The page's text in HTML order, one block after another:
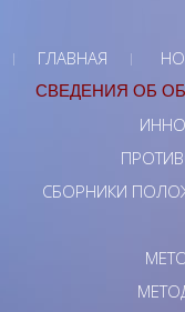
ГЛАВНАЯ
СВЕДЕНИЯ ОБ
СБОРНИКИ